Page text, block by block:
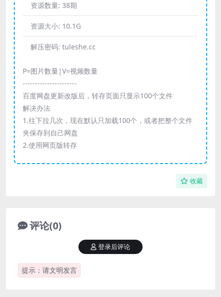
资源数量: 38期
资源大小: 10.1G
解压密码: tuleshe.cc
P=图片数量|V=视频数量
----------------------
百度网盘更新改版后，转存页面只显示100个文件
解决办法
1.往下拉几次，现在默认只加载100个，或者把整个文件
夹保存到自己网盘
2.使用网页版转存
收藏
评论(0)
提示：请文明发言
登录后评论